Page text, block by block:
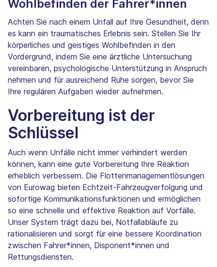
Wohlbefinden der Fahrer*innen
Achten Sie nach einem Unfall auf Ihre Gesundheit, denn
es kann ein traumatisches Erlebnis sein. Stellen Sie Ihr
körperliches und geistiges Wohlbefinden in den
Vordergrund, indem Sie eine ärztliche Untersuchung
vereinbaren, psychologische Unterstützung in Anspruch
nehmen und für ausreichend Ruhe sorgen, bevor Sie
Ihre regulären Aufgaben wieder aufnehmen.
Vorbereitung ist der
Schlüssel
Auch wenn Unfälle nicht immer verhindert werden
können, kann eine gute Vorbereitung Ihre Reaktion
erheblich verbessern. Die Flottenmanagementlösungen
von Eurowag bieten Echtzeit-Fahrzeugverfolgung und
sofortige Kommunikationsfunktionen und ermöglichen
so eine schnelle und effektive Reaktion auf Vorfälle.
Unser System trägt dazu bei, Notfallabläufe zu
rationalisieren und sorgt für eine bessere Koordination
zwischen Fahrer*innen, Disponent*innen und
Rettungsdiensten.